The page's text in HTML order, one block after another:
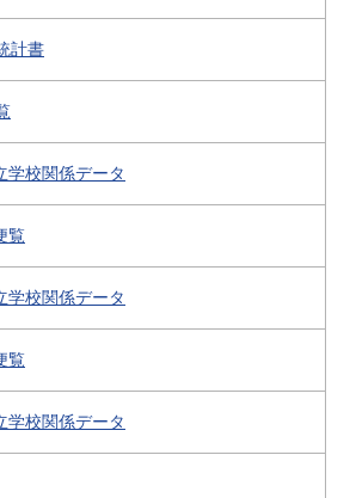
計書
校関係データ
覧
校関係データ
覧
校関係データ